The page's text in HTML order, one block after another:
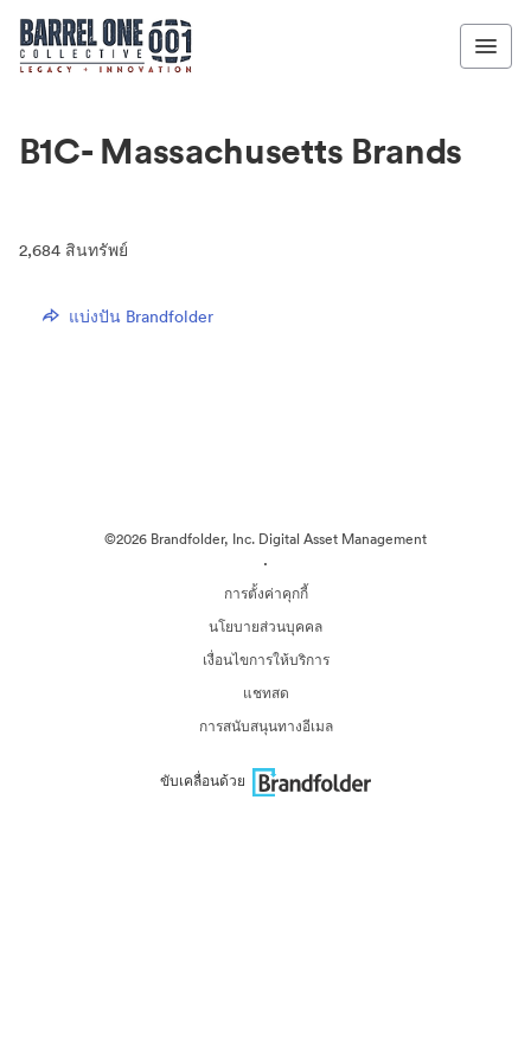
B1C- Massachusetts Brands
2,684 สินทรัพย์
แบ่งปัน Brandfolder
©2026 Brandfolder, Inc. Digital Asset Management
·
การตั้งค่าคุกกี้
นโยบายส่วนบุคคล
เงื่อนไขการให้บริการ
แชทสด
การสนับสนุนทางอีเมล
ขับเคลื่อนด้วย